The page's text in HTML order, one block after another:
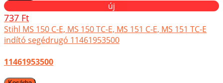
új
737 Ft
Stihl MS 150 C-E, MS 150 TC-E, MS 151 C-E, MS 151 TC-E
indító segédrugó 11461953500
11461953500